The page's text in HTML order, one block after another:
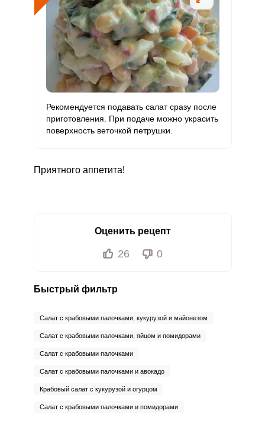
Рекомендуется подавать салат сразу после
приготовления. При подаче можно украсить
поверхность веточкой петрушки.
Приятного аппетита!
Оценить рецепт
26 0
Быстрый фильтр
Салат с крабовыми палочками, кукурузой и майонезом
Салат с крабовыми палочками, яйцом и помидорами
Салат с крабовыми палочками
Салат с крабовыми палочками и авокадо
Крабовый салат с кукурузой и огурцом
Салат с крабовыми палочками и помидорами